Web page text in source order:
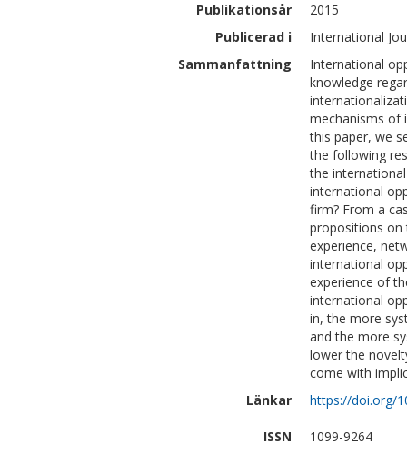
Publikationsår
2015
Publicerad i
International
Sammanfattning
International
knowledge
mechanisms of
this paper, we
the following
the
international
firm? From a
propositions on
experience,
international
experience of
international
in, the more
and the more
lower the
come with
Länkar
https://doi.org/
ISSN
1099-9264